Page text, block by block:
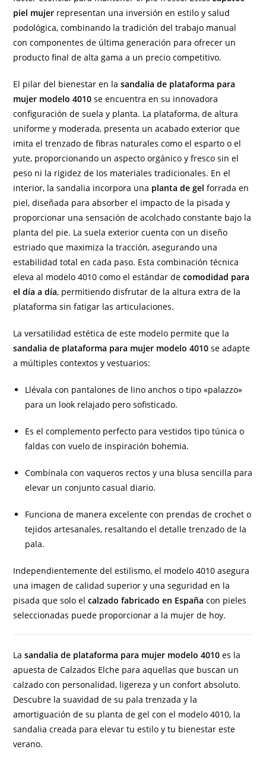
piel mujer representan una inversión en estilo y salud
podológica, combinando la tradición del trabajo manual
con componentes de última generación para ofrecer un
producto final de alta gama a un precio competitivo.
El pilar del bienestar en lasandalia de plataforma para
mujer modelo 4010 se encuentra en su innovadora
configuración de suela y planta. La plataforma, de altura
uniforme y moderada, presenta un acabado exterior que
imita el trenzado de fibras naturales como el esparto o el
yute, proporcionando un aspecto orgánico y fresco sin el
peso ni la rigidez de los materiales tradicionales. En el
interior, la sandalia incorpora una planta de gel forrada en
piel, diseñada para absorber el impacto de la pisada y
proporcionar una sensación de acolchado constante bajo la
planta del pie. La suela exterior cuenta con un diseño
estriado que maximiza la tracción, asegurando una
estabilidad total en cada paso. Esta combinación técnica
eleva al modelo 4010 como el estándar decomodidad para
el día a día, permitiendo disfrutar de la altura extra de la
plataforma sin fatigar las articulaciones.
La versatilidad estética de este modelo permite que la
sandalia de plataforma para mujer modelo 4010 se adapte
a múltiples contextos y vestuarios:
Llévala con pantalones de lino anchos o tipo «palazzo»
para un look relajado pero sofisticado.
Es el complemento perfecto para vestidos tipo túnica o
faldas con vuelo de inspiración bohemia.
Combínala con vaqueros rectos y una blusa sencilla para
elevar un conjunto casual diario.
Funciona de manera excelente con prendas de crochet o
tejidos artesanales, resaltando el detalle trenzado de la
pala.
Independientemente del estilismo, el modelo 4010 asegura
una imagen de calidad superior y una seguridad en la
pisada que solo elcalzado fabricado en España con pieles
seleccionadas puede proporcionar a la mujer de hoy.
Lasandalia de plataforma para mujer modelo 4010 es la
apuesta de Calzados Elche para aquellas que buscan un
calzado con personalidad, ligereza y un confort absoluto.
Descubre la suavidad de su pala trenzada y la
amortiguación de su planta de gel con el modelo 4010, la
sandalia creada para elevar tu estilo y tu bienestar este
verano.